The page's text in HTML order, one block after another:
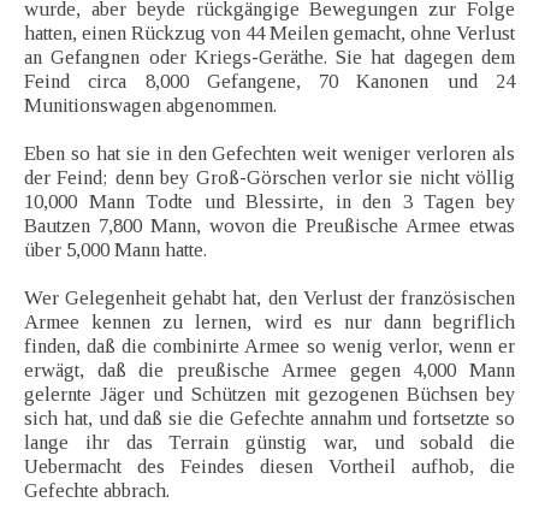
wurde, aber beyde rückgängige Bewegungen zur Folge
hatten, einen Rückzug von 44 Meilen gemacht, ohne Verlust
an Gefangnen oder Kriegs-Geräthe. Sie hat dagegen dem
Feind circa 8,000 Gefangene, 70 Kanonen und 24
Munitionswagen abgenommen.
Eben so hat sie in den Gefechten weit weniger verloren als
der Feind; denn bey Groß-Görschen verlor sie nicht völlig
10,000 Mann Todte und Blessirte, in den 3 Tagen bey
Bautzen 7,800 Mann, wovon die Preußische Armee etwas
über 5,000 Mann hatte.
Wer Gelegenheit gehabt hat, den Verlust der französischen
Armee kennen zu lernen, wird es nur dann begriflich
finden, daß die combinirte Armee so wenig verlor, wenn er
erwägt, daß die preußische Armee gegen 4,000 Mann
gelernte Jäger und Schützen mit gezogenen Büchsen bey
sich hat, und daß sie die Gefechte annahm und fortsetzte so
lange ihr das Terrain günstig war, und sobald die
Uebermacht des Feindes diesen Vortheil aufhob, die
Gefechte abbrach.